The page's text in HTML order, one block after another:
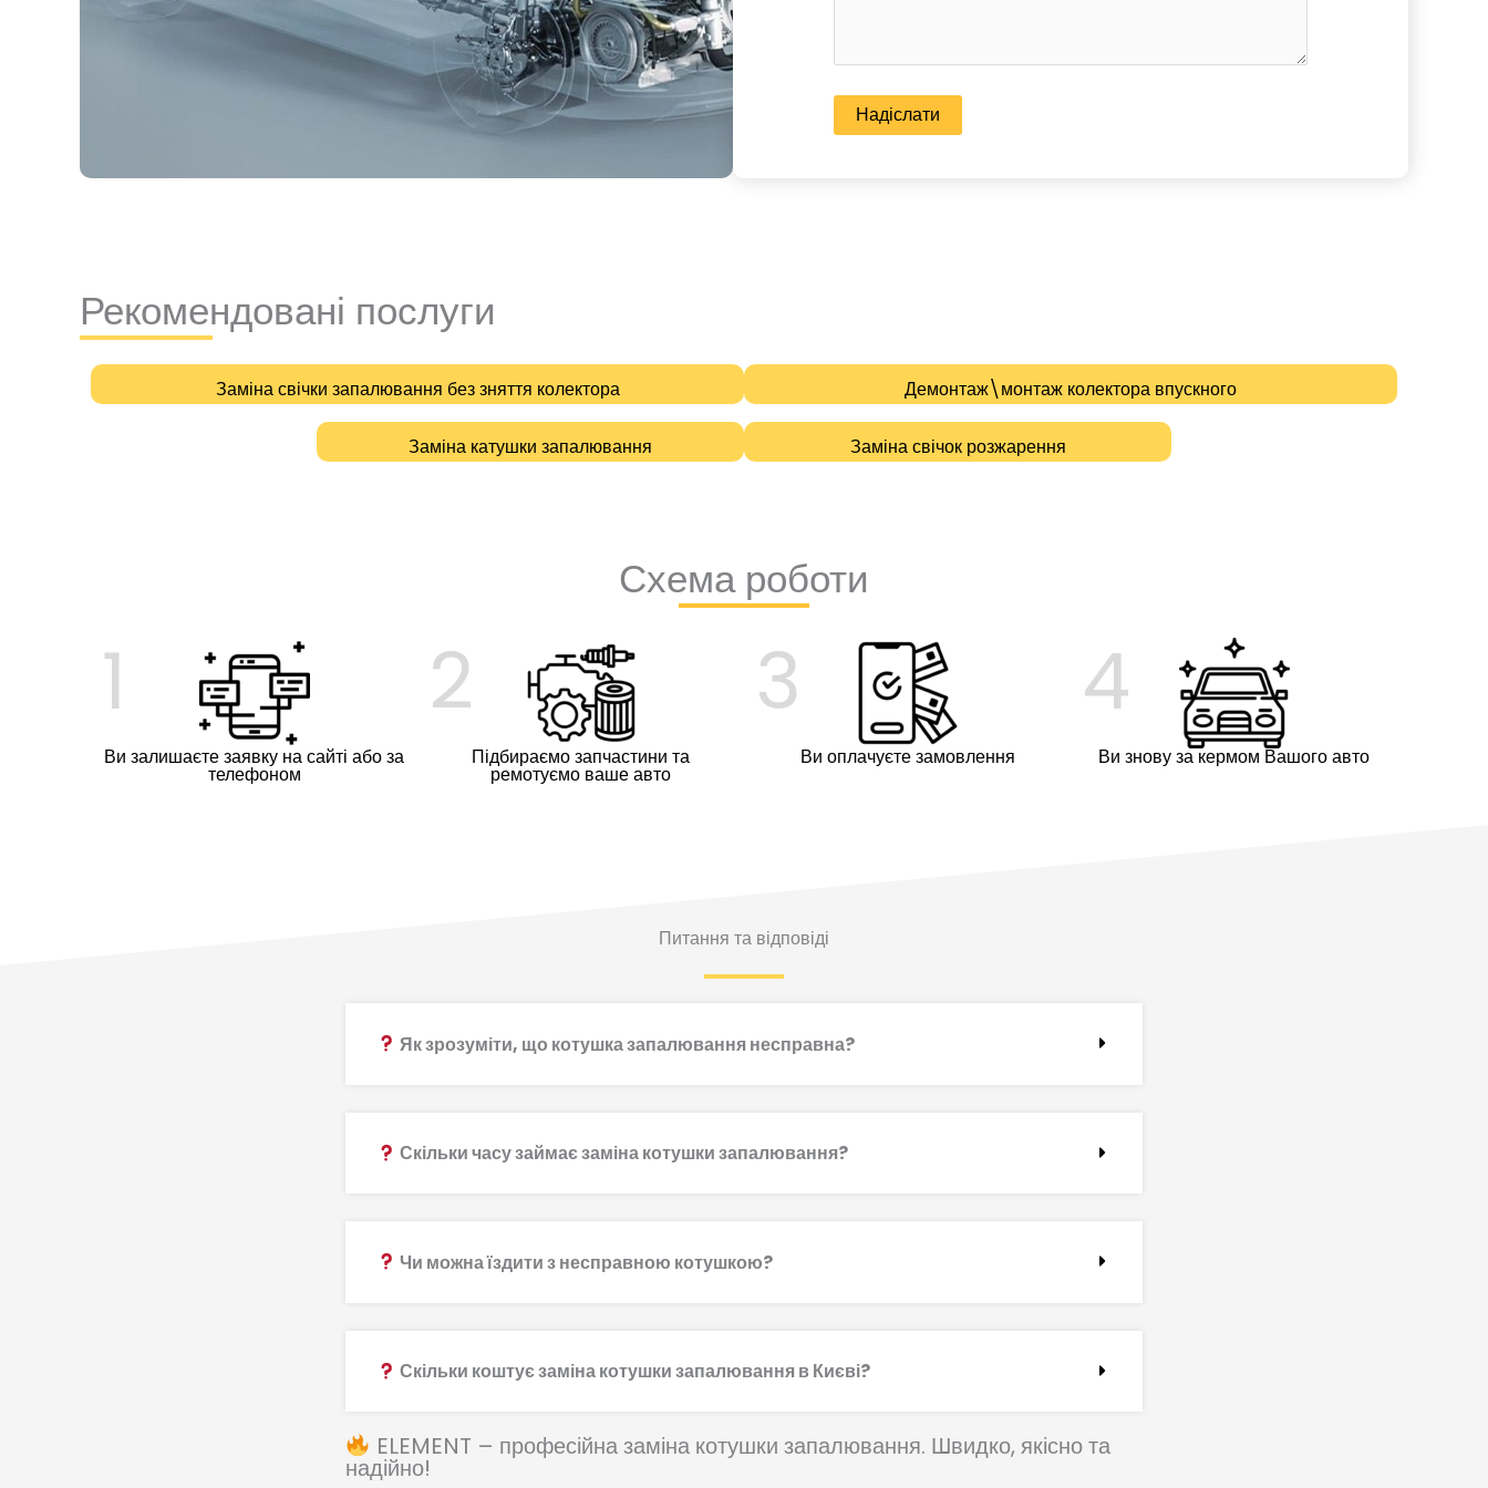
Рекомендовані послуги
Заміна свічки запалювання без зняття колектора Демонтаж\монтаж колектора впускного
Заміна катушки запалювання Заміна свічок розжарення
Схема роботи
1
Ви залишаєте заявку на сайті або за
телефоном
2
Підбираємо запчастини та
ремотуємо ваше авто
3
Ви оплачуєте замовлення
4
Ви знову за кермом Вашого авто
Питання та відповіді
Як зрозуміти, що котушка запалювання несправна?
Скільки часу займає заміна котушки запалювання?
Чи можна їздити з несправною котушкою?
Скільки коштує заміна котушки запалювання в Києві?
ELEMENT – професійна заміна котушки запалювання. Швидко, якісно та
надійно!